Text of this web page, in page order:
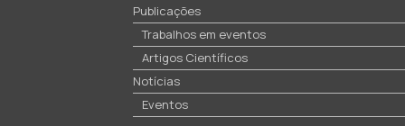
Publicações
Trabalhos em eventos
Artigos Científicos
Notícias
Eventos